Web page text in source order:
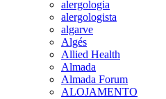
alergologia
alergologista
algarve
Algés
Allied Health
Almada
Almada Forum
ALOJAMENTO